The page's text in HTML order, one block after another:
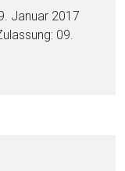
Januar 2017
09.